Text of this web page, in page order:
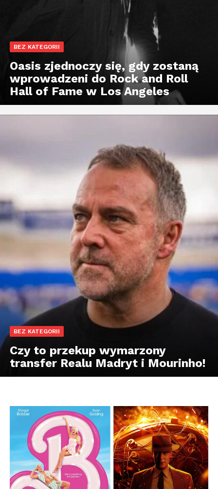
BEZ KATEGORII
Oasis zjednoczy się, gdy zostaną
wprowadzeni do Rock and Roll
Hall of Fame w Los Angeles
BEZ KATEGORII
Czy to przekup wymarzony
transfer Realu Madryt i Mourinho!